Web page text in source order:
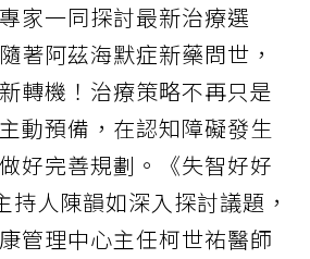
家一同探討最新治療選
著阿茲海默症新藥問世，
轉機！治療策略不再只是
動預備，在認知障礙發生
好完善規劃。《失智好好
持人陳韻如深入探討議題，
管理中心主任柯世祐醫師